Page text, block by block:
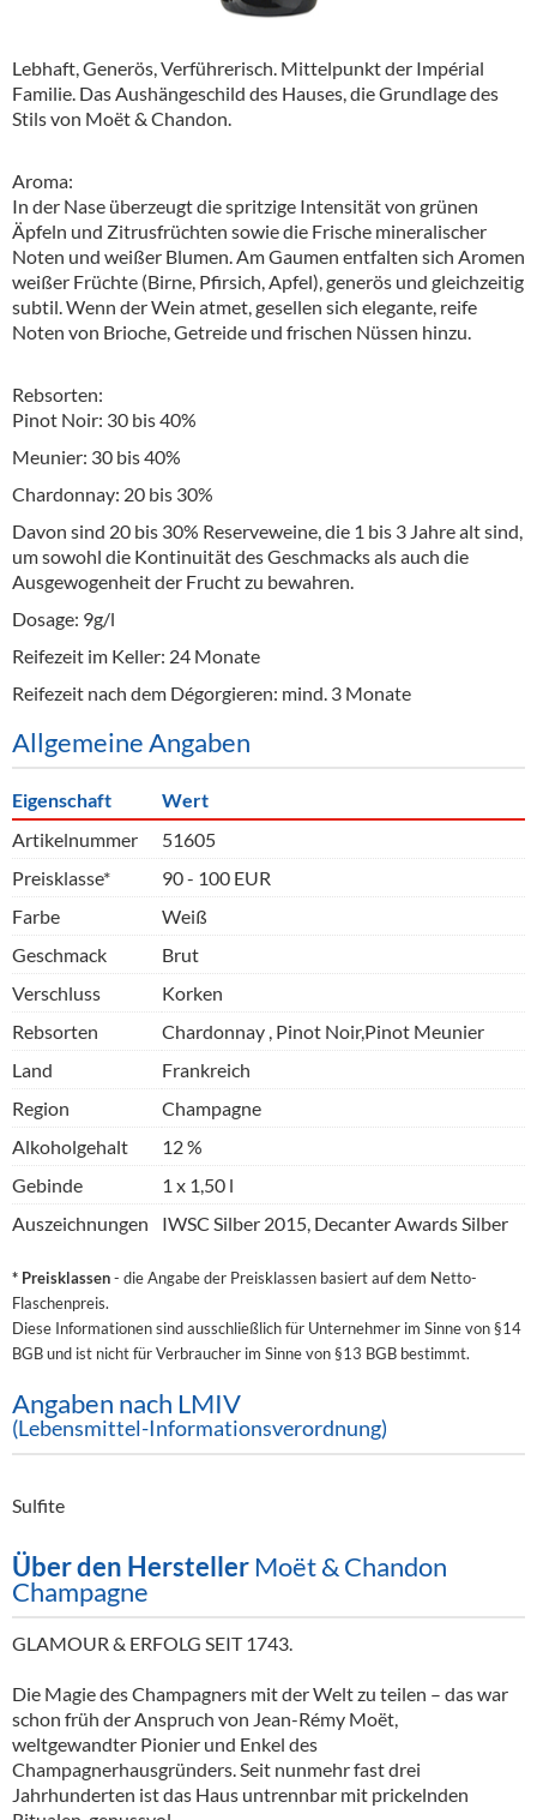
Lebhaft, Generös, Verführerisch. Mittelpunkt der Impérial
Familie. Das Aushängeschild des Hauses, die Grundlage des
Stils von Moët & Chandon.
Aroma:
In der Nase überzeugt die spritzige Intensität von grünen
Äpfeln und Zitrusfrüchten sowie die Frische mineralischer
Noten und weißer Blumen. Am Gaumen entfalten sich Aromen
weißer Früchte (Birne, Pfirsich, Apfel), generös und gleichzeitig
subtil. Wenn der Wein atmet, gesellen sich elegante, reife
Noten von Brioche, Getreide und frischen Nüssen hinzu.
Rebsorten:
Pinot Noir: 30 bis 40%
Meunier: 30 bis 40%
Chardonnay: 20 bis 30%
Davon sind 20 bis 30% Reserveweine, die 1 bis 3 Jahre alt sind,
um sowohl die Kontinuität des Geschmacks als auch die
Ausgewogenheit der Frucht zu bewahren.
Dosage: 9g/l
Reifezeit im Keller: 24 Monate
Reifezeit nach dem Dégorgieren: mind. 3 Monate
Allgemeine Angaben
Eigenschaft
Wert
Artikelnummer
51605
Preisklasse*
90 - 100 EUR
Farbe
Weiß
Geschmack
Brut
Verschluss
Korken
Rebsorten
Chardonnay , Pinot Noir,Pinot Meunier
Land
Frankreich
Region
Champagne
Alkoholgehalt
12 %
Gebinde
1 x 1,50 l
Auszeichnungen
IWSC Silber 2015, Decanter Awards Silber
* Preisklassen- die Angabe der Preisklassen basiert auf dem Netto-
Flaschenpreis.
Diese Informationen sind ausschließlich für Unternehmer im Sinne von §14
BGB und ist nicht für Verbraucher im Sinne von §13 BGB bestimmt.
Angaben nach LMIV
(Lebensmittel-Informationsverordnung)
Sulfite
Über den Hersteller Moët & Chandon
Champagne
GLAMOUR & ERFOLG SEIT 1743.
Die Magie des Champagners mit der Welt zu teilen – das war
schon früh der Anspruch von Jean-Rémy Moët,
weltgewandter Pionier und Enkel des
Champagnerhausgründers. Seit nunmehr fast drei
Jahrhunderten ist das Haus untrennbar mit prickelnden